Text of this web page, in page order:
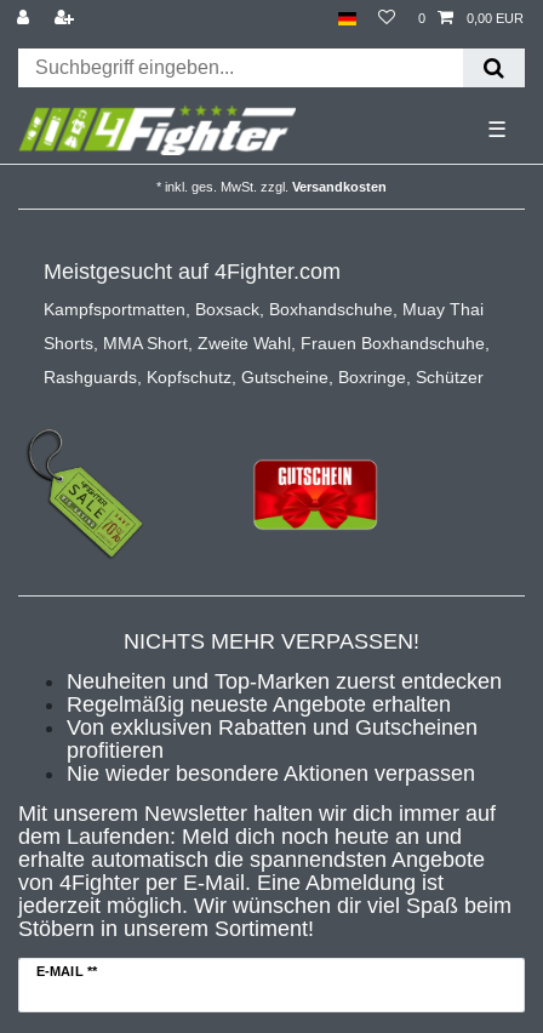
0 0,00 EUR
☰
* inkl. ges. MwSt. zzgl. Versandkosten
Meistgesucht auf 4Fighter.com
Kampfsportmatten Boxsack Boxhandschuhe
Muay Thai
Shorts MMA Short Zweite Wahl Frauen Boxhandschuhe
Rashguards Kopfschutz Gutscheine Boxringe Schützer
NICHTS MEHR VERPASSEN!
Neuheiten und Top-Marken zuerst entdecken
Regelmäßig neueste Angebote erhalten
Von exklusiven Rabatten und Gutscheinen
profitieren
Nie wieder besondere Aktionen verpassen
Mit unserem Newsletter halten wir dich immer auf
dem Laufenden: Meld dich noch heute an und
erhalte automatisch die spannendsten Angebote
von 4Fighter per E-Mail. Eine Abmeldung ist
jederzeit möglich. Wir wünschen dir viel Spaß beim
Stöbern in unserem Sortiment!
E-MAIL **